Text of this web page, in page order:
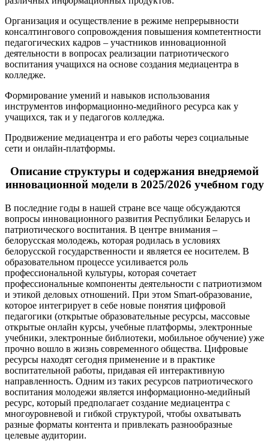
Организация и осуществление в режиме непрерывности
консалтингового сопровождения повышения компетентности
педагогических кадров – участников инновационной
деятельности в вопросах реализации патриотического
воспитания учащихся на основе создания медиацентра в
колледже.
Формирование умений и навыков использования
инструментов информационно-медийного ресурса как у
учащихся, так и у педагогов колледжа.
Продвижение медиацентра и его работы через социальные
сети и онлайн-платформы.
Описание структуры и содержания внедряемой
инновационной модели в 2025/2026 учебном году
В последние годы в нашей стране все чаще обсуждаются
вопросы инновационного развития Республики Беларусь и
патриотического воспитания. В центре внимания ‒
белорусская молодежь, которая родилась в условиях
белорусской государственности и является ее носителем. В
образовательном процессе усиливается роль
профессиональной культуры, которая сочетает
профессиональные компоненты деятельности с патриотизмом
и этикой деловых отношений. При этом Smart-образование,
которое интегрирует в себе новые понятия цифровой
педагогики (открытые образовательные ресурсы, массовые
открытые онлайн курсы, учебные платформы, электронные
учебники, электронные библиотеки, мобильное обучение) уже
прочно вошло в жизнь современного общества. Цифровые
ресурсы находят сегодня применение и в практике
воспитательной работы, придавая ей интерактивную
направленность. Одним из таких ресурсов патриотического
воспитания молодежи является информационно-медийный
ресурс, который предполагает создание медиацентра с
многоуровневой и гибкой структурой, чтобы охватывать
разные форматы контента и привлекать разнообразные
целевые аудитории.